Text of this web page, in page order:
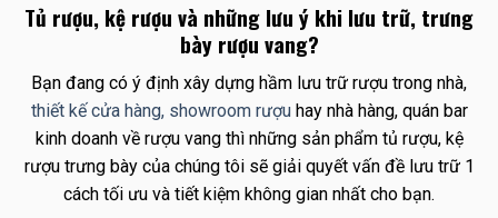
Tủ rượu, kệ rượu và những lưu ý khi lưu trữ, trưng
bày rượu vang?
Bạn đang có ý định xây dựng hầm lưu trữ rượu trong nhà,
thiết kế cửa hàng, showroom rượuhay nhà hàng, quán bar
kinh doanh về rượu vang thì những sản phẩm tủ rượu, kệ
rượu trưng bày của chúng tôi sẽ giải quyết vấn đề lưu trữ 1
cách tối ưu và tiết kiệm không gian nhất cho bạn.